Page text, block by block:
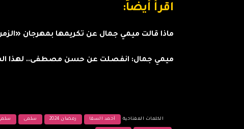
اقرأ أيضاً:
ماذا قالت ميمي جمال عن تكريمها بمهرجان
ميمي جمال: انفصلت عن حسن مصطفى.. لهذا
الكلمات المفتاحية أحمد السقا رمضان 2024 سلمى